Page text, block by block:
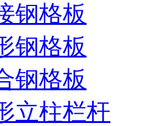
钢格板
钢格板
钢格板
立柱栏杆